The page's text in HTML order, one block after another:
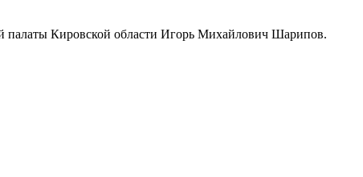
палаты Кировской области Игорь Михайлович Шарипов.